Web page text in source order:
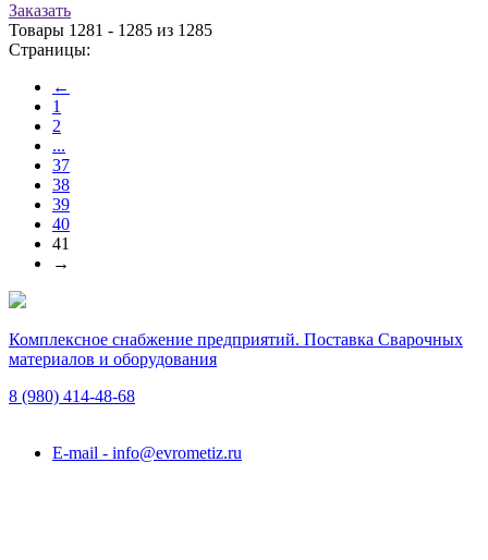
Заказать
Товары 1281 - 1285 из 1285
Страницы:
←
1
2
...
37
38
39
40
41
→
Комплексное снабжение предприятий. Поставка Сварочных
материалов и оборудования
8 (980) 414-48-68
E-mail - info@evrometiz.ru